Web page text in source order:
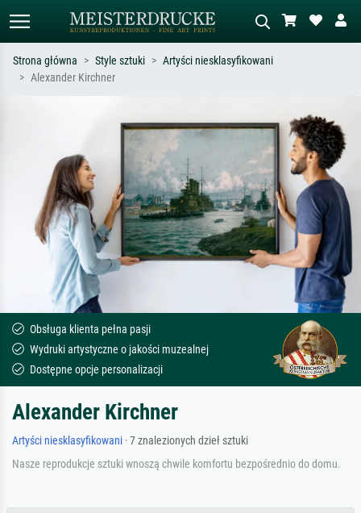
Monet, Gwiaździsta noc,
Opisz scenę – np. zielona łąka,
abstrakcja z czerwienią, ciemny olej,
stojący akt obok drzewa.
Strona główna Style sztuki
Artyści niesklasyfikowani
Alexander Kirchner
Obsługa klienta pełna pasji
Wydruki artystyczne o jakości muzealnej
Dostępne opcje personalizacji
Alexander Kirchner
Artyści niesklasyfikowani · 7 znalezionych dzieł sztuki
Nasze reprodukcje sztuki wnoszą chwile komfortu bezpośrednio do domu.